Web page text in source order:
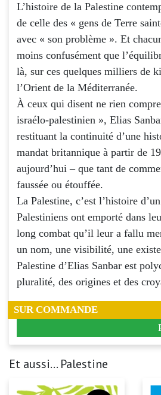
L’histoire de la Palestine
de celle des « gens de Terre
avec « son problème ». Et
moins confusément que
là, sur ces quelques milliers de
l’Orient de la Méditerranée.
À ceux qui disent ne rien
israélo-palestinien », Elias
restituant la continuité d’une
mandat britannique à partir de
aujourd’hui – que tant de
faussée ou étouffée.
La Palestine, c’est l’histoire
Palestiniens ont emporté dans
long combat qu’il leur a fallu
un nom, une visibilité, une
Palestine d’Elias Sanbar est
pluralité, des origines et des
SUR COMMANDE
Et aussi... Palestine